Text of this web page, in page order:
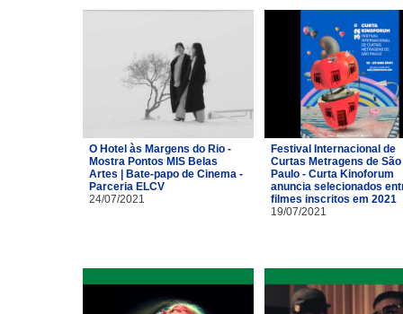
O Hotel às Margens do Rio -
Mostra Pontos MIS Belas
Artes | Bate-papo de Cinema -
Parceria ELCV
24/07/2021
Festival Internacional de
Curtas Metragens de São
Paulo - Curta Kinoforum
anuncia selecionados
filmes inscritos em 2021
19/07/2021